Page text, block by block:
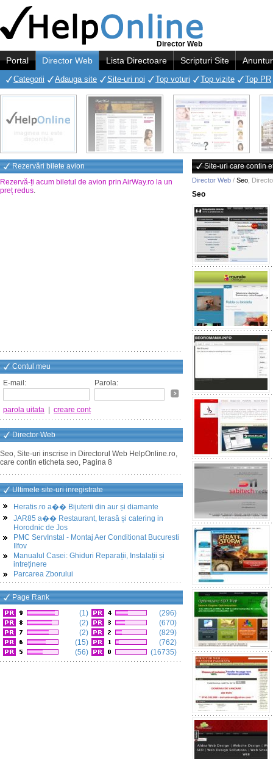
Director Web
Portal Director Web Lista Directoare Scripturi Site
Categorii Adauga site Site-uri noi Top voturi Top vizite Top PR
Rezervări bilete avion
Rezervă-ți acum biletul de avion prin AirWay.ro la un
preț redus.
Contul meu
E-mail:
Parola:
parola uitata creare cont
Director Web
Seo, Site-uri inscrise in Directorul Web HelpOnline.ro,
care contin eticheta seo, Pagina 8
Ultimele site-uri inregistrate
Heratis.ro a�� Bijuterii din aur și diamante
JAR85 a�� Restaurant, terasă și catering in
Horodnic de Jos
PMC ServInstal - Montaj Aer Conditionat Bucuresti
Ilfov
Manualul Casei: Ghiduri Reparații, Instalații și
intreținere
Parcarea Zborului
Page Rank
(1)
(2)
(2)
(15)
(56)
(296)
(670)
(829)
(762)
(16735)
Site-uri care contin
Director Web / Seo
Seo